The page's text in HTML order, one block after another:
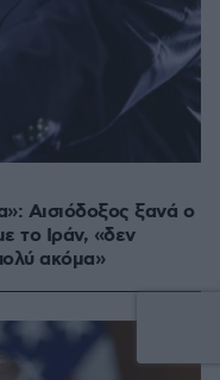
Αισιόδοξος ξανά ο
το Ιράν, «δεν
ακόμα»